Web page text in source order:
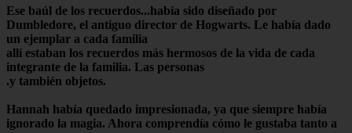
Ese baúl de los recuerdos...había sido diseñado por
Dumbledore, el antiguo director de Hogwarts. Le había dado
un ejemplar a cada familia
allí estaban los recuerdos más hermosos de la vida de cada
integrante de la familia. Las personas
.y también objetos.
Hannah había quedado impresionada, ya que siempre había
ignorado la magia. Ahora comprendía cómo le gustaba tanto a